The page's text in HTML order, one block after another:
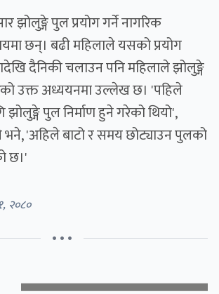
पुल प्रयोग गर्ने नागरिक
छन्। बढी महिलाले यसको प्रयोग
दैनिकी चलाउन पनि महिलाले झोलुङ्गे
उक्त अध्ययनमा उल्लेख छ। 'पहिले
झोलुङ्गे पुल निर्माण हुने गरेको थियो',
भने, 'अहिले बाटो र समय छोट्याउन पुलको
छ।'
२०८०
• • •